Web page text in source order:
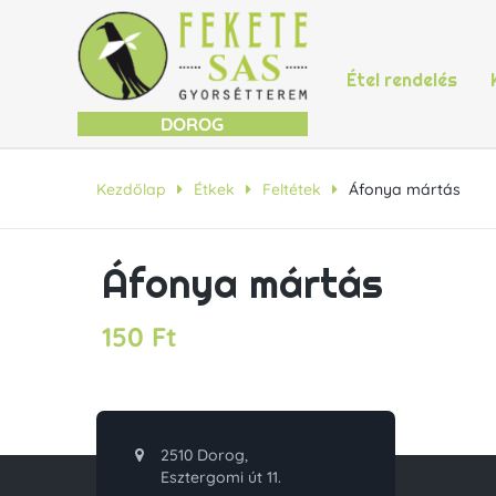
DOROG
Étel rendelés
Kezdőlap Étkek Feltétek Áfonya mártás
Áfonya mártás
150 Ft
2510 Dorog,
Esztergomi út 11.